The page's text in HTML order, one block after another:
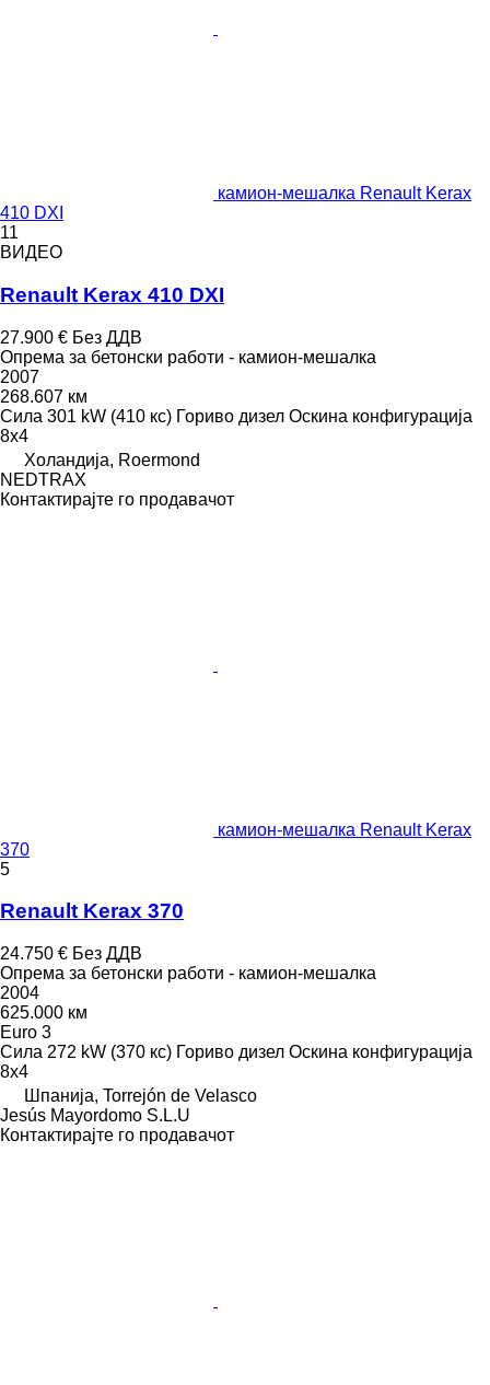
камион-мешалка Renault Kerax
410 DXI
11
ВИДЕО
Renault Kerax 410 DXI
27.900 € Без ДДВ
Опрема за бетонски работи - камион-мешалка
2007
268.607 км
Сила 301 kW (410 кс) Гориво дизел Оскина конфигурација
8x4
Холандија, Roermond
NEDTRAX
Контактирајте го продавачот
камион-мешалка Renault Kerax
370
5
Renault Kerax 370
24.750 € Без ДДВ
Опрема за бетонски работи - камион-мешалка
2004
625.000 км
Euro 3
Сила 272 kW (370 кс) Гориво дизел Оскина конфигурација
8x4
Шпанија, Torrejón de Velasco
Jesús Mayordomo S.L.U
Контактирајте го продавачот